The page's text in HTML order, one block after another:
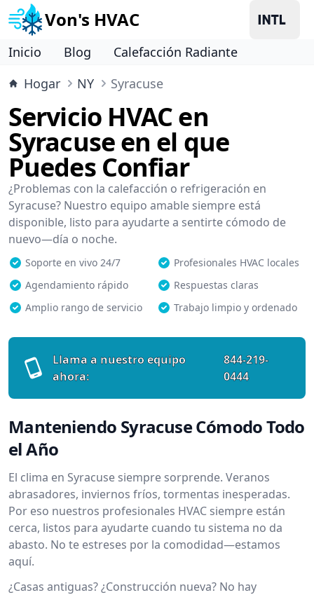
Von's HVAC
Inicio Blog
Calefacción Radiante
Hogar
NY Syracuse
Servicio HVAC en
Syracuse en el que
Puedes Confiar
¿Problemas con la calefacción o refrigeración en
Syracuse? Nuestro equipo amable siempre está
disponible, listo para ayudarte a sentirte cómodo de
nuevo—día o noche.
Soporte en vivo 24/7
Profesionales HVAC locales
Agendamiento rápido
Respuestas claras
Amplio rango de servicio
Trabajo limpio y ordenado
Llama a nuestro equipo
ahora:
844-219-
0444
Manteniendo Syracuse Cómodo Todo
el Año
El clima en Syracuse siempre sorprende. Veranos
abrasadores, inviernos fríos, tormentas inesperadas.
Por eso nuestros profesionales HVAC siempre están
cerca, listos para ayudarte cuando tu sistema no da
abasto. No te estreses por la comodidad—estamos
aquí.
¿Casas antiguas? ¿Construcción nueva? No hay